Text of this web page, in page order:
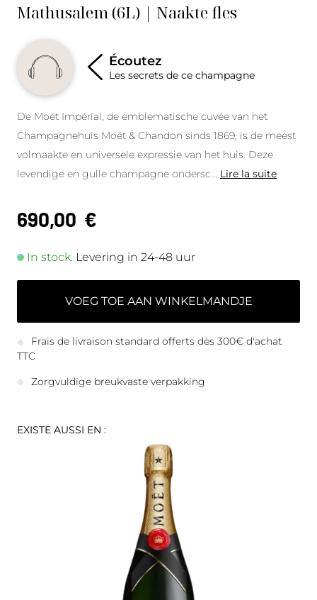
Mathusalem (6L) | Naakte fles
Écoutez
Les secrets de ce champagne
De Moët Impérial, de emblematische cuvée van het
Champagnehuis Moët & Chandon sinds 1869, is de meest
volmaakte en universele expressie van het huis. Deze
levendige en gulle champagne ondersc
Lire la suite
690,00 €
In stock. Levering in 24-48 uur
VOEG TOE AAN WINKELMANDJE
Frais de livraison standard offerts dès 300€ d'achat
TTC
Zorgvuldige breukvaste verpakking
EXISTE AUSSI EN :